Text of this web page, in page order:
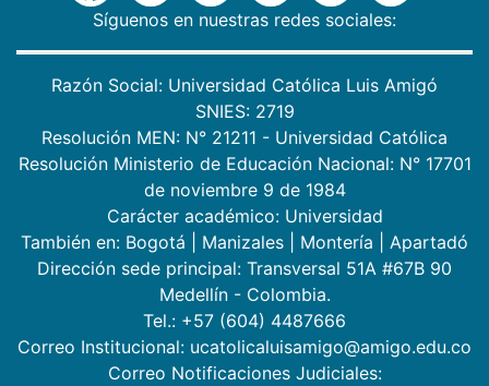
Síguenos en nuestras redes sociales:
Razón Social: Universidad Católica Luis Amigó
SNIES: 2719
Resolución MEN: N° 21211 - Universidad Católica
Resolución Ministerio de Educación Nacional: N° 17701
de noviembre 9 de 1984
Carácter académico: Universidad
También en: Bogotá Manizales Montería
Apartadó
Dirección sede principal: Transversal 51A #67B 90
Medellín - Colombia.
Tel.: +57 (604) 4487666
Correo Institucional: ucatolicaluisamigo@amigo.edu.co
Correo Notificaciones Judiciales: